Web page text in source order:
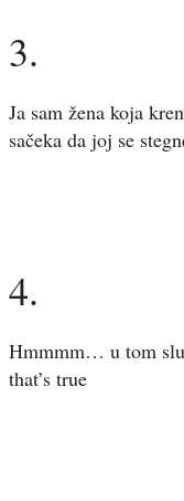
3.
Ja sam žena koja
sačeka da joj se
4.
Hmmmm… u tom
that’s true